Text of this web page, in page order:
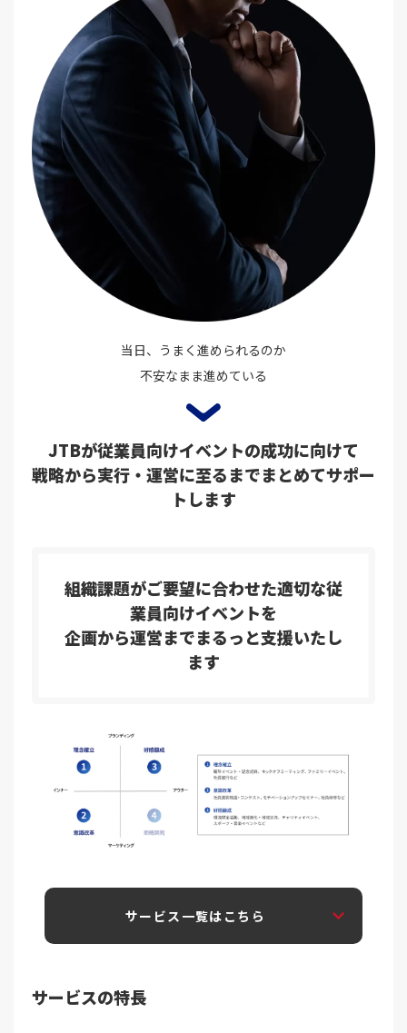
当日、うまく進められるのか
不安なまま進めている
JTBが従業員向けイベントの成功に向けて
戦略から実行・運営に至るまでまとめてサポー
トします
組織課題がご要望に合わせた適切な従
業員向けイベントを
企画から運営までまるっと支援いたし
ます
サービス一覧はこちら
サービスの特長